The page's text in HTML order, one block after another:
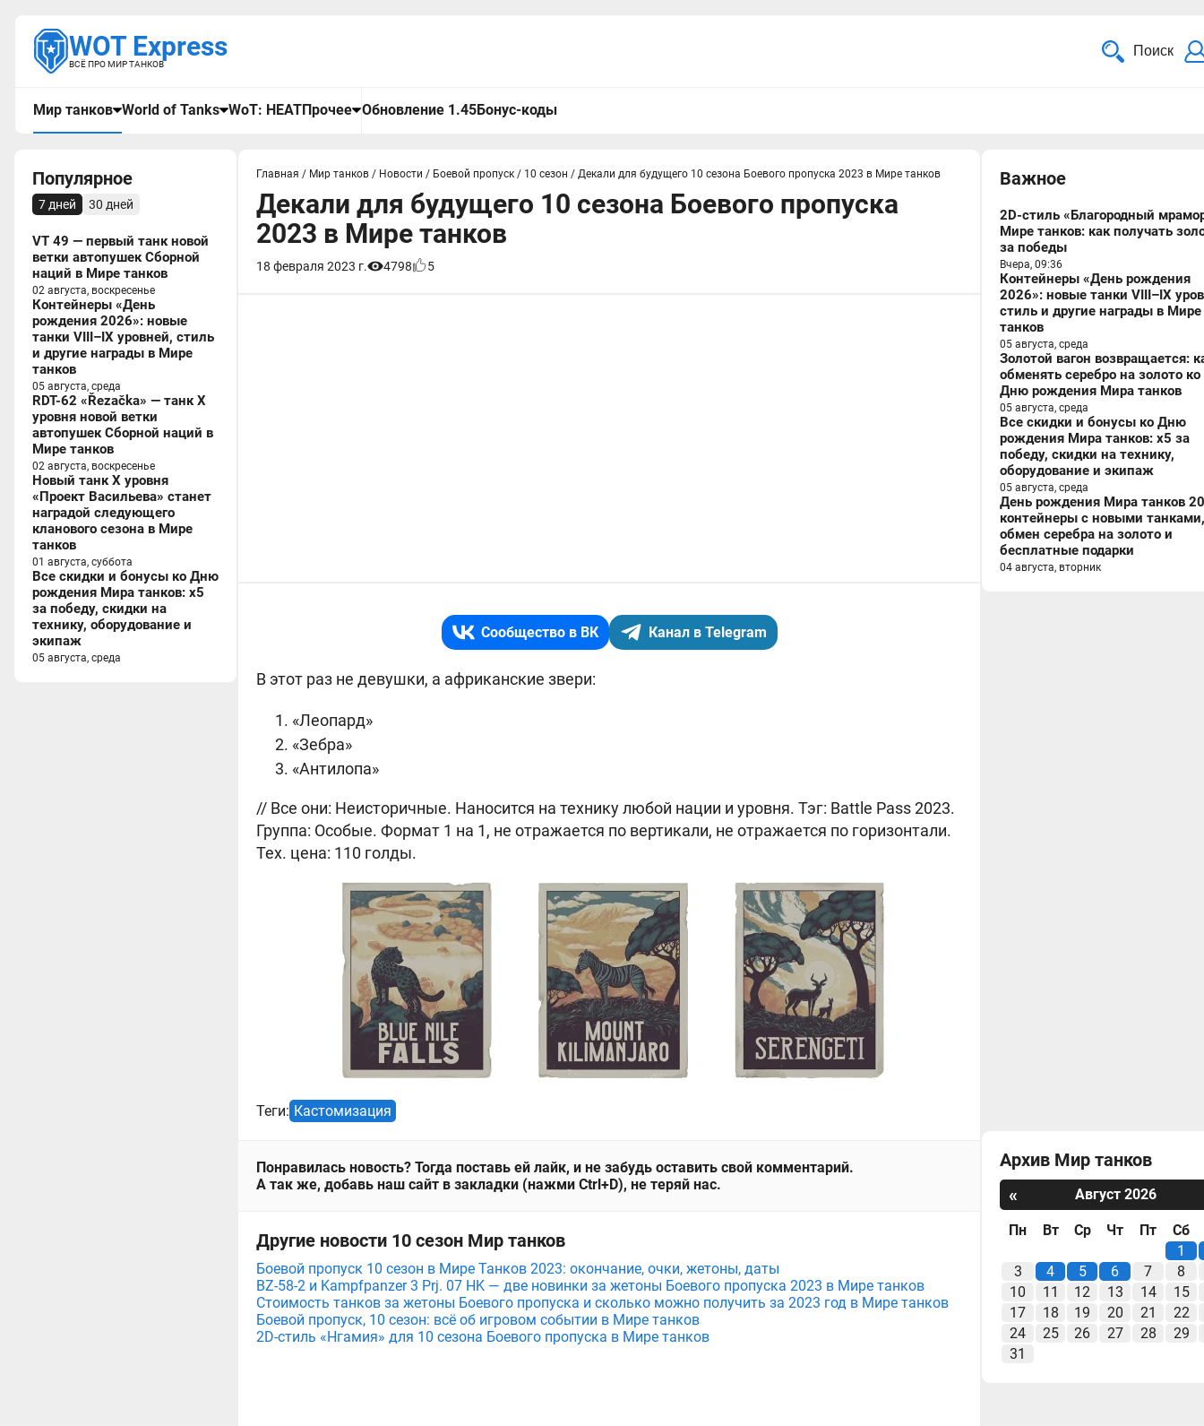
WOT Express
ВСЁ ПРО МИР ТАНКОВ
Поиск
Мир танков World of Tanks WoT: HEATПрочее Обновление 1.45Бонус-коды
Популярное
7 дней 30 дней
VT 49 — первый танк новой
ветки автопушек Сборной
наций в Мире танков
02 августа, воскресенье
Контейнеры «День
рождения 2026»: новые
танки VIII–IX уровней, стиль
и другие награды в Мире
танков
05 августа, среда
RDT-62 «Řezačka» — танк X
уровня новой ветки
автопушек Сборной наций в
Мире танков
02 августа, воскресенье
Новый танк X уровня
«Проект Васильева» станет
наградой следующего
кланового сезона в Мире
танков
01 августа, суббота
Все скидки и бонусы ко Дню
рождения Мира танков: x5
за победу, скидки на
технику, оборудование и
экипаж
05 августа, среда
Главная / Мир танков / Новости / Боевой пропуск / 10 сезон / Декали для будущего 10 сезона Боевого пропуска 2023 в Мире танков
Декали для будущего 10 сезона Боевого пропуска
2023 в Мире танков
18 февраля 2023 г. 4798 5
Сообщество в ВК Канал в Telegram
В этот раз не девушки, а африканские звери:
«Леопард»
«Зебра»
«Антилопа»
// Все они: Неисторичные. Наносится на технику любой нации и уровня. Тэг: Battle Pass 2023.
Группа: Особые. Формат 1 на 1, не отражается по вертикали, не отражается по горизонтали.
Тех. цена: 110 голды.
Теги: Кастомизация
Понравилась новость? Тогда поставь ей лайк, и не забудь оставить свой комментарий.
А так же, добавь наш сайт в закладки (нажми Ctrl+D), не теряй нас.
Другие новости 10 сезон Мир танков
Боевой пропуск 10 сезон в Мире Танков 2023: окончание, очки, жетоны, даты
BZ-58-2 и Kampfpanzer 3 Prj. 07 HK — две новинки за жетоны Боевого пропуска 2023 в Мире танков
Стоимость танков за жетоны Боевого пропуска и сколько можно получить за 2023 год в Мире танков
Боевой пропуск, 10 сезон: всё об игровом событии в Мире танков
2D-стиль «Нгамия» для 10 сезона Боевого пропуска в Мире танков
Важное
2D-стиль «Благородный
Мире танков: как получать
за победы
Вчера, 09:36
Контейнеры «День рождения
2026»: новые танки VIII–IX
стиль и другие награды в Мире
танков
05 августа, среда
Золотой вагон возвращается:
обменять серебро на золото ко
Дню рождения Мира танков
05 августа, среда
Все скидки и бонусы ко Дню
рождения Мира танков: x5 за
победу, скидки на технику,
оборудование и экипаж
05 августа, среда
День рождения Мира танков
контейнеры с новыми танками,
обмен серебра на золото и
бесплатные подарки
04 августа, вторник
Архив Мир танков
«
Август 2026
Пн Вт Ср Чт Пт
Сб
1
3
4 5 6 7
8
10
11 12 13 14
15
17
18 19 20 21
22
24
25 26 27 28
29
31